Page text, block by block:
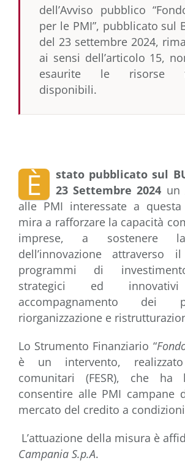
dell’Avviso pubblico
per le PMI”, pubblicato sul
del 23 settembre 2024,
ai sensi dell’articolo 15,
esaurite le risorse
disponibili.
È
stato pubblicato sul
23 Settembre 2024 un
alle PMI interessate a
mira a rafforzare la capacità
imprese, a sostenere
dell’innovazione attraverso
programmi di
strategici ed
accompagnamento dei
riorganizzazione e
Lo Strumento Finanziario “
è un intervento,
comunitari (FESR), che
consentire alle PMI campane
mercato del credito a
L’attuazione della misura è
Campania S.p.A.